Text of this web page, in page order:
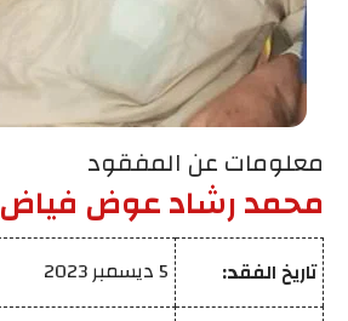
معلومات عن المفقود
محمد رشاد عوض فياض
تاريخ الفقد:
5 ديسمبر 2023